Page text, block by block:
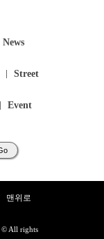
Street
Event
맨위로
© All rights